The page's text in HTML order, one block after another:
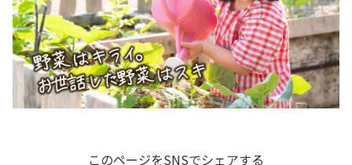
このページをSNSでシェアする